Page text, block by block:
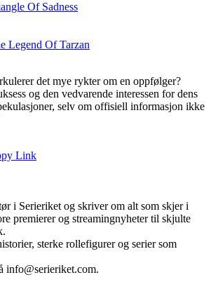
Of Sadness
Legend Of Tarzan
det mye rykter om en oppfølger?
og den vedvarende interessen for dens
selv om offisiell informasjon ikke
Link
i Serieriket og skriver om alt som skjer i
premierer og streamingnyheter til skjulte
sterke rollefigurer og serier som
info@serieriket.com.